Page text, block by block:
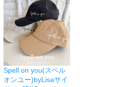
Spell on you(スペル
オンユー)byLisaサイ